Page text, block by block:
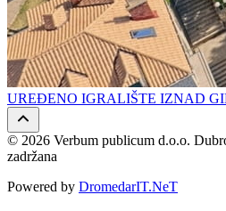
UREĐENO IGRALIŠTE IZNAD
© 2026 Verbum publicum d.o.o.
zadržana
Powered by DromedarIT.NeT